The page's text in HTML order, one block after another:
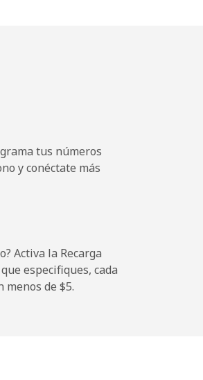
tus números
y conéctate más
Activa la Recarga
especifiques, cada
de ⁦$5⁩.